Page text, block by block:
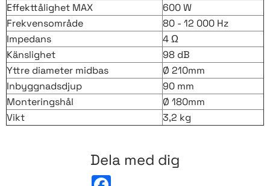
Effekttålighet MAX
600 W
Frekvensområde
80 - 12 000 Hz
Impedans
4 Ω
Känslighet
98 dB
Yttre diameter midbas
Ø 210mm
Inbyggnadsdjup
90 mm
Monteringshål
Ø 180mm
Vikt
3,2 kg
Dela med dig